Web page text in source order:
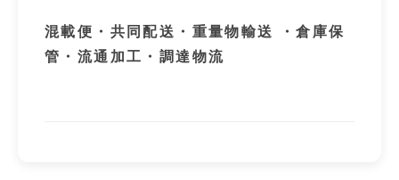
混載便・共同配送・重量物輸送 ・倉庫保
管・流通加工・調達物流